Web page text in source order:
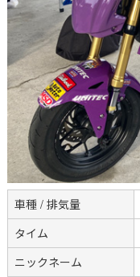
車種 / 排気量
タイム
ニックネーム